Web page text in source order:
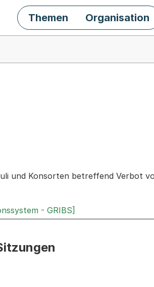
Themen Organisation
und Konsorten betreffend Verbot
- GRIBS]
zu den Sitzungen zum